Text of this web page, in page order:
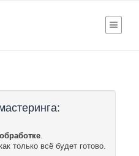
.
только всё будет готово.